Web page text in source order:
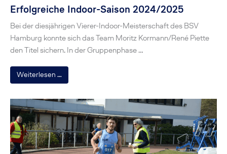
Erfolgreiche Indoor-Saison 2024/2025
Bei der diesjährigen Vierer-Indoor-Meisterschaft des BSV
Hamburg konnte sich das Team Moritz Kormann/René Piette
den Titel sichern. In der Gruppenphase …
Weiterlesen …